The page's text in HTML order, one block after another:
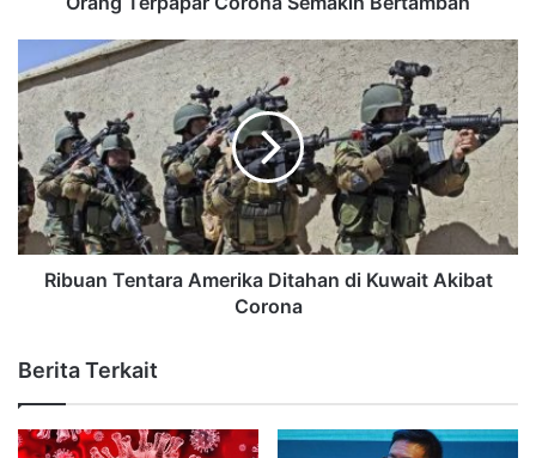
Ribuan Tentara Amerika Ditahan di Kuwait Akibat
Corona
Berita Terkait